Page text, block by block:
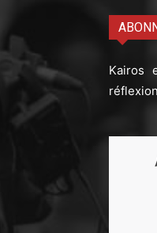
Kairos